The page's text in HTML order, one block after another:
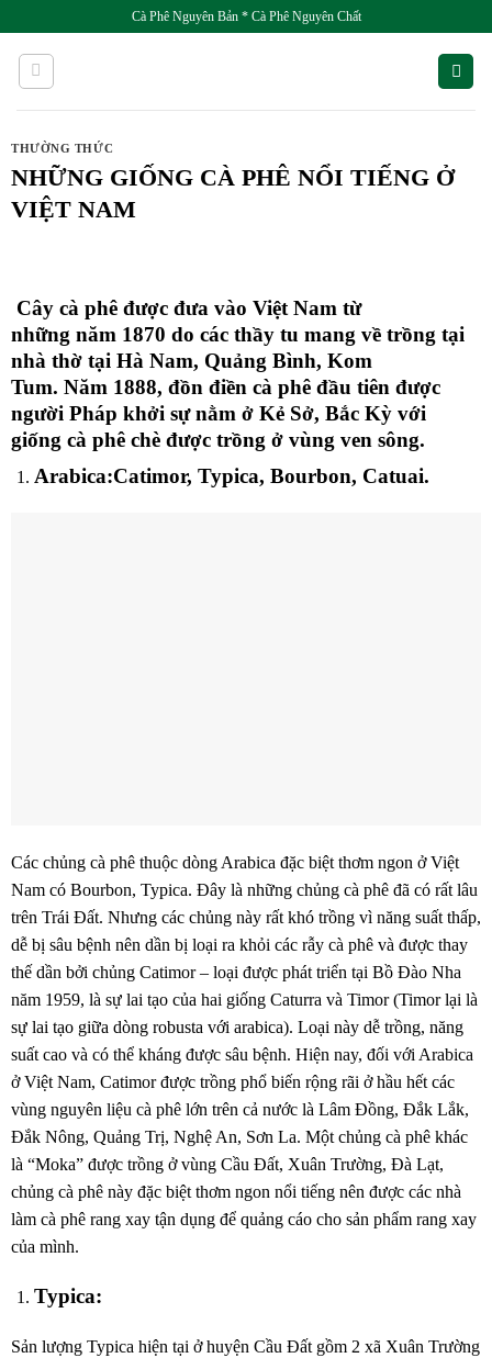
content
Cà Phê Nguyên Bản * Cà Phê Nguyên Chất
THƯỜNG THỨC
NHỮNG GIỐNG CÀ PHÊ NỔI TIẾNG Ở
VIỆT NAM
Cây cà phê được đưa vào Việt Nam từ
những năm 1870 do các thầy tu mang về trồng tại
nhà thờ tại Hà Nam, Quảng Bình, Kom
Tum. Năm 1888, đồn điền cà phê đầu tiên được
người Pháp khởi sựnằm ở Kẻ Sở, Bắc Kỳ với
giống cà phê chè được trồng ở vùng ven sông.
Arabica:Catimor, Typica, Bourbon, Catuai.
Các chủng cà phê thuộc dòng Arabica đặc biệt thơm ngon ở Việt
Nam có Bourbon, Typica. Đây là những chủng cà phê đã có rất lâu
trên Trái Đất. Nhưng các chủng này rất khó trồng vì năng suất thấp,
dễ bị sâu bệnh nên dần bị loại ra khỏi các rẫy cà phê và được thay
thế dần bởi chủng Catimor – loại được phát triển tại Bồ Đào Nha
năm 1959, là sự lai tạo của hai giống Caturra và Timor (Timor lại là
sự lai tạo giữa dòng robusta với arabica). Loại này dễ trồng, năng
suất cao và có thể kháng được sâu bệnh. Hiện nay, đối với Arabica
ở Việt Nam, Catimor được trồng phổ biến rộng rãi ở hầu hết các
vùng nguyên liệu cà phê lớn trên cả nước là Lâm Đồng, Đắk Lắk,
Đắk Nông, Quảng Trị, Nghệ An, Sơn La. Một chủng cà phê khác
là “Moka” được trồng ở vùng Cầu Đất, Xuân Trường, Đà Lạt,
chủng cà phê này đặc biệt thơm ngon nổi tiếng nên được các nhà
làm cà phê rang xay tận dụng để quảng cáo cho sản phẩm rang xay
của mình.
Typica:
Sản lượng Typica hiện tại ở huyện Cầu Đất gồm 2 xã Xuân Trường